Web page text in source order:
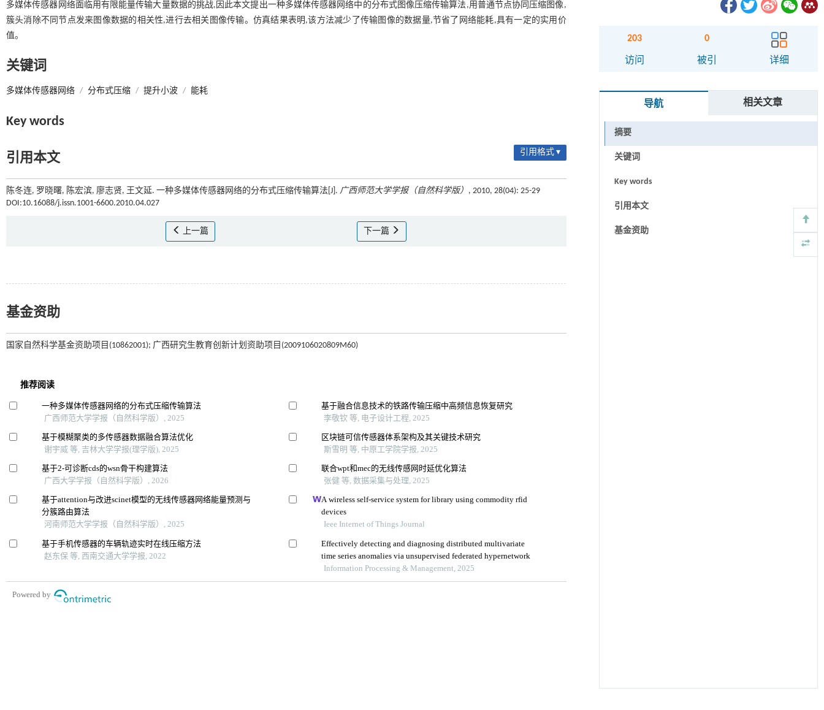
多媒体传感器网络面临用有限能量传输大量数据的挑战,因此本文提出一种多媒体传感器网络中的分布式图像压缩传输算法,用普通节点协同压缩图像,
簇头消除不同节点发来图像数据的相关性,进行去相关图像传输。仿真结果表明,该方法减少了传输图像的数据量,节省了网络能耗,具有一定的实用价
值。
关键词
多媒体传感器网络 / 分布式压缩 / 提升小波 / 能耗
Key words
引用本文 引用格式 ▾
陈冬连, 罗晓曙, 陈宏滨, 廖志贤, 王文延. 一种多媒体传感器网络的分布式压缩传输算法[J]. 广西师范大学学报（自然科学版） , 2010, 28(04): 25-29
DOI:10.16088/j.issn.1001-6600.2010.04.027
上一篇 下一篇
基金资助
国家自然科学基金资助项目(10862001); 广西研究生教育创新计划资助项目(2009106020809M60)
203
访问
0
被引 详细
导航 相关文章
摘要
关键词
Key words
引用本文
基金资助